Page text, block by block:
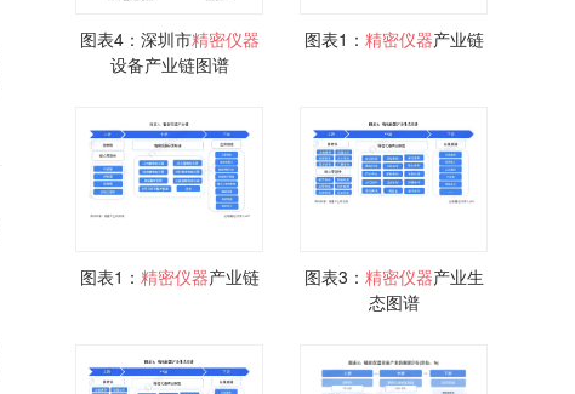
图表4：深圳市精密仪器
设备产业链图谱
图表1： 精密仪器产业链
图表1： 精密仪器产业链 图表3： 精密仪器产业生
态图谱